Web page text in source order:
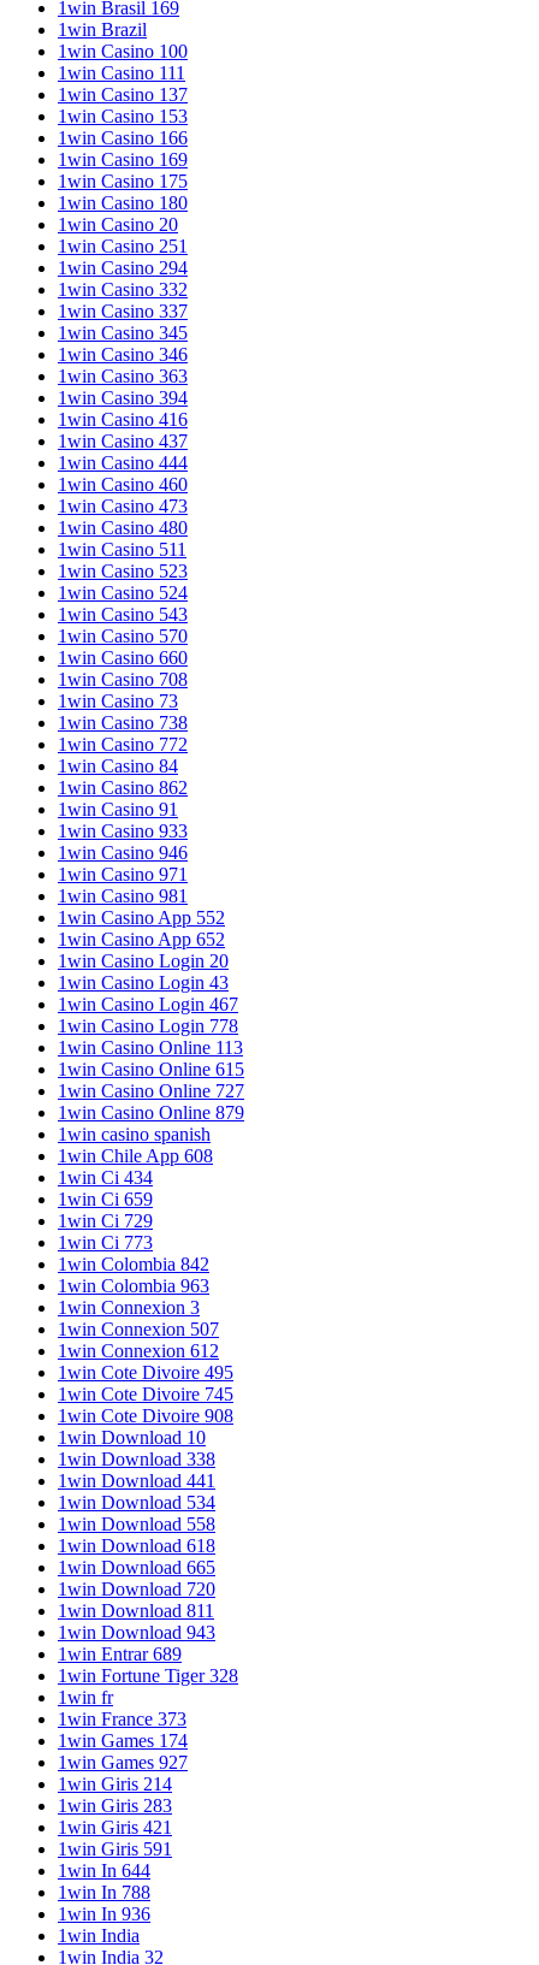
1win Brasil 169
1win Brazil
1win Casino 100
1win Casino 111
1win Casino 137
1win Casino 153
1win Casino 166
1win Casino 169
1win Casino 175
1win Casino 180
1win Casino 20
1win Casino 251
1win Casino 294
1win Casino 332
1win Casino 337
1win Casino 345
1win Casino 346
1win Casino 363
1win Casino 394
1win Casino 416
1win Casino 437
1win Casino 444
1win Casino 460
1win Casino 473
1win Casino 480
1win Casino 511
1win Casino 523
1win Casino 524
1win Casino 543
1win Casino 570
1win Casino 660
1win Casino 708
1win Casino 73
1win Casino 738
1win Casino 772
1win Casino 84
1win Casino 862
1win Casino 91
1win Casino 933
1win Casino 946
1win Casino 971
1win Casino 981
1win Casino App 552
1win Casino App 652
1win Casino Login 20
1win Casino Login 43
1win Casino Login 467
1win Casino Login 778
1win Casino Online 113
1win Casino Online 615
1win Casino Online 727
1win Casino Online 879
1win casino spanish
1win Chile App 608
1win Ci 434
1win Ci 659
1win Ci 729
1win Ci 773
1win Colombia 842
1win Colombia 963
1win Connexion 3
1win Connexion 507
1win Connexion 612
1win Cote Divoire 495
1win Cote Divoire 745
1win Cote Divoire 908
1win Download 10
1win Download 338
1win Download 441
1win Download 534
1win Download 558
1win Download 618
1win Download 665
1win Download 720
1win Download 811
1win Download 943
1win Entrar 689
1win Fortune Tiger 328
1win fr
1win France 373
1win Games 174
1win Games 927
1win Giris 214
1win Giris 283
1win Giris 421
1win Giris 591
1win In 644
1win In 788
1win In 936
1win India
1win India 32